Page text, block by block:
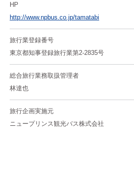
HP
http://www.npbus.co.jp/tamatabi
旅行業登録番号
東京都知事登録旅行業第2-2835号
総合旅行業務取扱管理者
林達也
旅行企画実施元
ニュープリンス観光バス株式会社